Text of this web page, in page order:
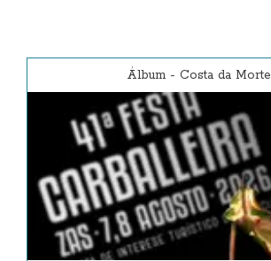
Álbum - Costa da Morte